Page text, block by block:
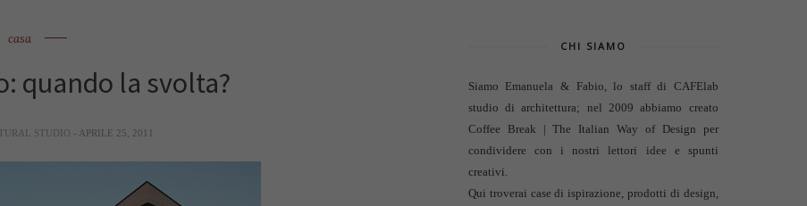
casa
quando la svolta?
STUDIO - APRILE 25, 2011
CHI SIAMO
Siamo Emanuela & Fabio, lo staff di CAFElab
studio di architettura; nel 2009 abbiamo creato
Coffee Break | The Italian Way of Design per
condividere con i nostri lettori idee e spunti
creativi.
Qui troverai case di ispirazione, prodotti di design,